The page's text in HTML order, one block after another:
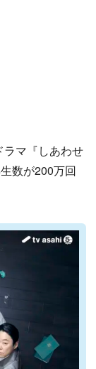
マ『しあわせ
数が200万回